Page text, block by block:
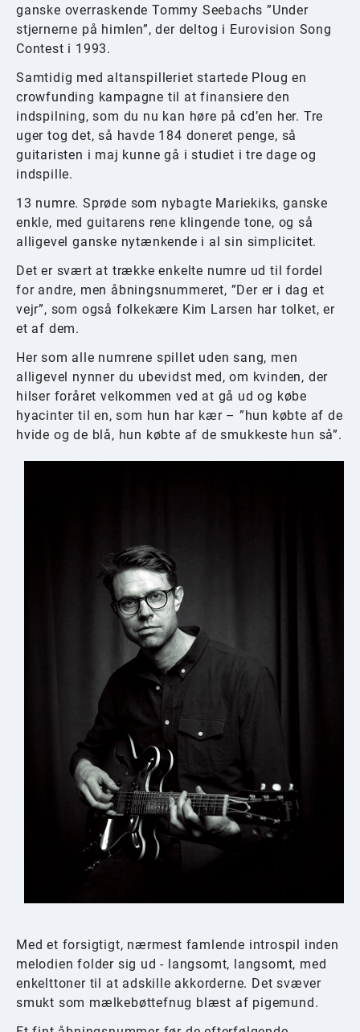
ganske overraskende Tommy Seebachs ”Under
stjernerne på himlen”, der deltog i Eurovision Song
Contest i 1993.
Samtidig med altanspilleriet startede Ploug en
crowfunding kampagne til at finansiere den
indspilning, som du nu kan høre på cd’en her. Tre
uger tog det, så havde 184 doneret penge, så
guitaristen i maj kunne gå i studiet i tre dage og
indspille.
13 numre. Sprøde som nybagte Mariekiks, ganske
enkle, med guitarens rene klingende tone, og så
alligevel ganske nytænkende i al sin simplicitet.
Det er svært at trække enkelte numre ud til fordel
for andre, men åbningsnummeret, ”Der er i dag et
vejr”, som også folkekære Kim Larsen har tolket, er
et af dem.
Her som alle numrene spillet uden sang, men
alligevel nynner du ubevidst med, om kvinden, der
hilser foråret velkommen ved at gå ud og købe
hyacinter til en, som hun har kær – ”hun købte af de
hvide og de blå, hun købte af de smukkeste hun så”.
Med et forsigtigt, nærmest famlende introspil inden
melodien folder sig ud - langsomt, langsomt, med
enkelttoner til at adskille akkorderne. Det svæver
smukt som mælkebøttefnug blæst af pigemund.